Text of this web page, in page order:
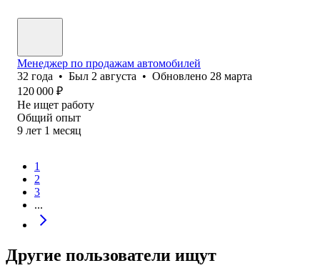
Менеджер по продажам автомобилей
32 года • Был 2 августа • Обновлено 28 марта
120 000 ₽
Не ищет работу
Общий опыт
9 лет 1 месяц
1
2
3
...
Другие пользователи ищут